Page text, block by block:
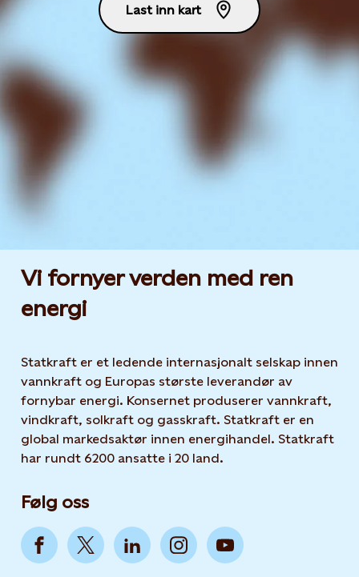
Last inn kart
Vi fornyer verden med ren
energi
Statkraft er et ledende internasjonalt selskap innen
vannkraft og Europas største leverandør av
fornybar energi. Konsernet produserer vannkraft,
vindkraft, solkraft og gasskraft. Statkraft er en
global markedsaktør innen energihandel. Statkraft
har rundt 6200 ansatte i 20 land.
Følg oss